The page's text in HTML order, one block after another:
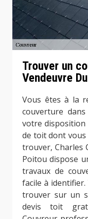
Trouver un
Vendeuvre
Vous êtes à la
couverture
votre
de toit dont vous
trouver, Charles
Poitou dispose
travaux de
facile à
trouver sur un
devis toit